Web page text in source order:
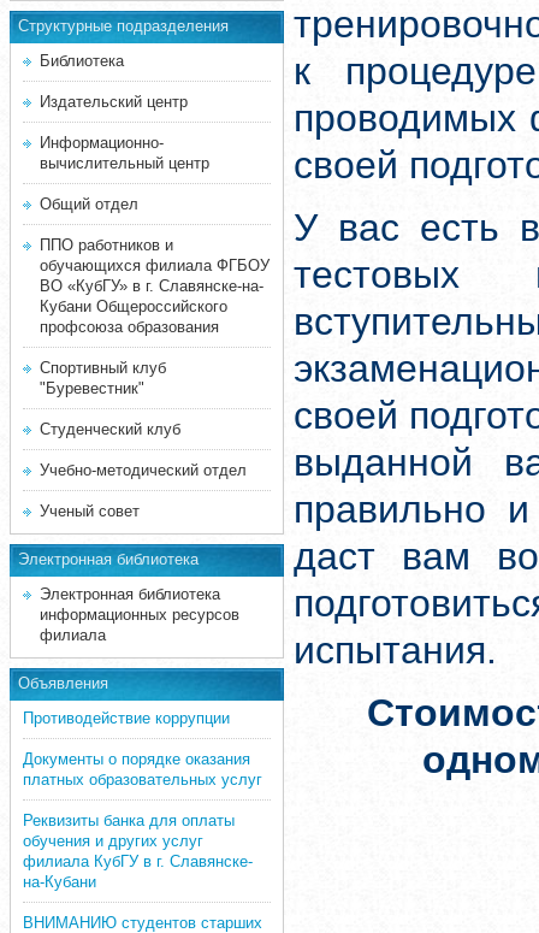
Структурные подразделения
Библиотека
Издательский центр
Информационно-
вычислительный центр
Общий отдел
ППО работников и
обучающихся филиала ФГБОУ
ВО «КубГУ» в г. Славянске-на-
Кубани Общероссийского
профсоюза образования
Спортивный клуб
"Буревестник"
Студенческий клуб
Учебно-методический отдел
Ученый совет
Электронная библиотека
Электронная библиотека
информационных ресурсов
филиала
Объявления
Противодействие коррупции
Документы о порядке оказания
платных образовательных услуг
Реквизиты банка для оплаты
обучения и других услуг
филиала КубГУ в г. Славянске-
на-Кубани
ВНИМАНИЮ студентов старших
к
проводимых
своей
У вас есть
тестовых
своей
выданной
правильно
даст вам
испытания.